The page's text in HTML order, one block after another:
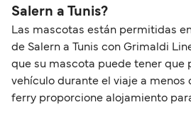
Salern a Tunis?
Las mascotas están permitidas
de Salern a Tunis con Grimaldi
que su mascota puede tener que
vehículo durante el viaje a menos
ferry proporcione alojamiento